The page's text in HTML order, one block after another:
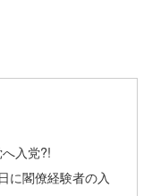
入党?!
に閣僚経験者の入